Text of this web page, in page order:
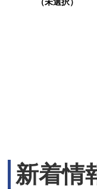
新着情